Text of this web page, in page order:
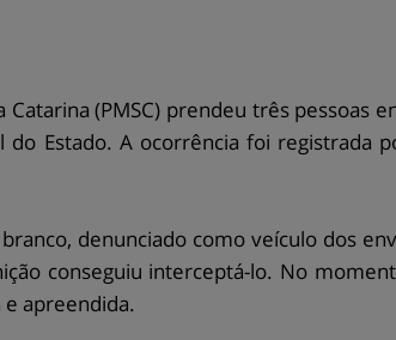
(PMSC) prendeu três pessoas
Estado. A ocorrência foi registrada
denunciado como veículo dos
conseguiu interceptá-lo. No
apreendida.